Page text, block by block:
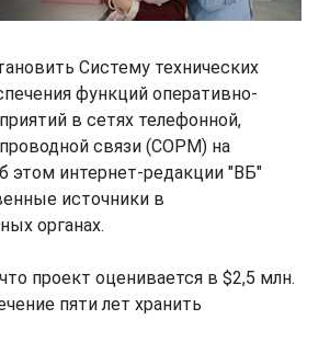
Систему технических
функций оперативно-
в сетях телефонной,
связи (СОРМ) на
этом интернет-редакции "ВБ"
источники в
органах.
проект оценивается в $2,5 млн.
пяти лет хранить